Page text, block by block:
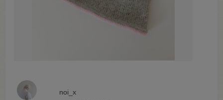
noi_x